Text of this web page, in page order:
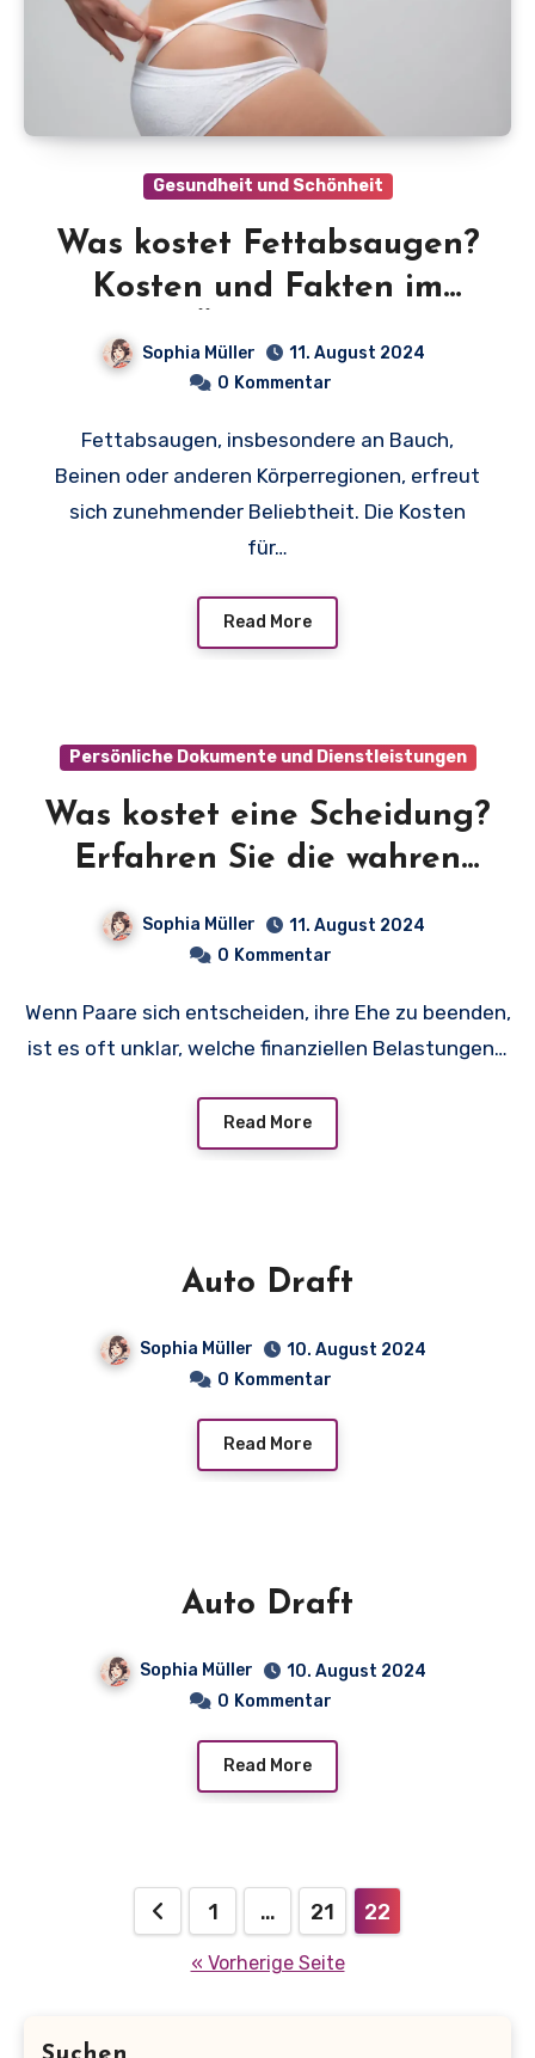
Gesundheit und Schönheit
Was kostet Fettabsaugen?
Kosten und Fakten im
Sophia Müller
11. August 2024
0 Kommentar
Fettabsaugen, insbesondere an Bauch,
Beinen oder anderen Körperregionen, erfreut
sich zunehmender Beliebtheit. Die Kosten
für…
Read More
Persönliche Dokumente und Dienstleistungen
Was kostet eine Scheidung?
Erfahren Sie die wahren
Kosten der Trennung!
Sophia Müller
11. August 2024
0 Kommentar
Wenn Paare sich entscheiden, ihre Ehe zu beenden,
ist es oft unklar, welche finanziellen Belastungen…
Read More
Auto Draft
Sophia Müller
10. August 2024
0 Kommentar
Read More
Auto Draft
Sophia Müller
10. August 2024
0 Kommentar
Read More
Seitennummerierung
1 … 21 22
« Vorherige Seite